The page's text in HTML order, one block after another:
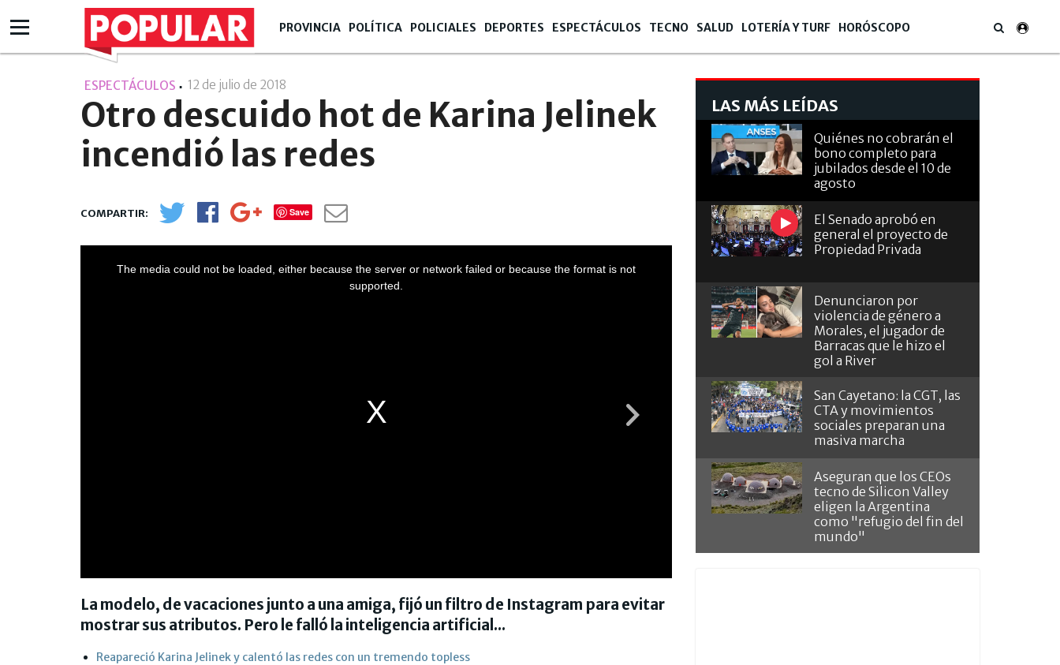
PROVINCIA POLÍTICA POLICIALES DEPORTES ESPECTÁCULOS TECNO SALUD LOTERÍA Y TURF HORÓSCOPO
ESPECTÁCULOS 12 de julio de 2018
Otro descuido hot de Karina Jelinek
incendió las redes
Save
The media could not be loaded, either because the server or network failed or because the format is not
supported.
La modelo, de vacaciones junto a una amiga, fijó un filtro de Instagram para evitar
mostrar sus atributos. Pero le falló la inteligencia artificial...
Reapareció Karina Jelinek y calentó las redes con un tremendo topless
LAS MÁS LEÍDAS
Quiénes no cobrarán el
bono completo para
jubilados desde el 10 de
agosto
El Senado aprobó en
general el proyecto de
Propiedad Privada
Denunciaron por
violencia de género a
Morales, el jugador de
Barracas que le hizo el
gol a River
San Cayetano: la CGT, las
CTA y movimientos
sociales preparan una
masiva marcha
Aseguran que los CEOs
tecno de Silicon Valley
eligen la Argentina
como "refugio del fin del
mundo"